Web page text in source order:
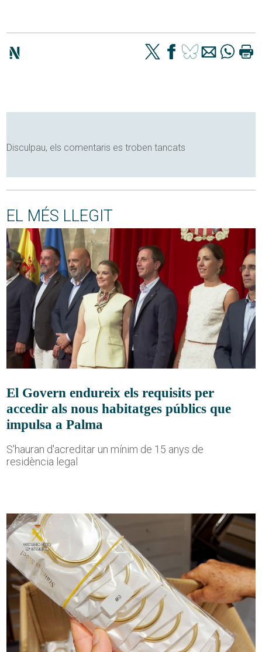
Disculpau, els comentaris es troben tancats
EL MÉS LLEGIT
El Govern endureix els requisits per
accedir als nous habitatges públics que
impulsa a Palma
S'hauran d'acreditar un mínim de 15 anys de
residència legal